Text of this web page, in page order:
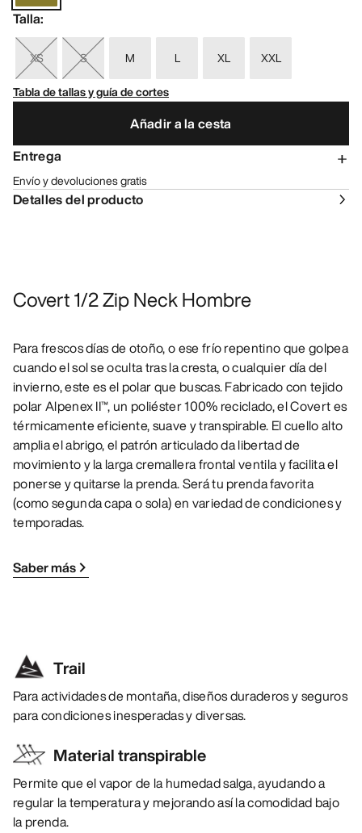
Talla:
XS S M L XL
XXL
Tabla de tallas y guía de cortes
Añadir a la cesta
Entrega
Envío y devoluciones gratis
Detalles del producto
Covert 1/2 Zip Neck Hombre
Para frescos días de otoño, o ese frío repentino que golpea
cuando el sol se oculta tras la cresta, o cualquier día del
invierno, este es el polar que buscas. Fabricado con tejido
polar Alpenex II™, un poliéster 100% reciclado, el Covert es
térmicamente eficiente, suave y transpirable. El cuello alto
amplia el abrigo, el patrón articulado da libertad de
movimiento y la larga cremallera frontal ventila y facilita el
ponerse y quitarse la prenda. Será tu prenda favorita
(como segunda capa o sola) en variedad de condiciones y
temporadas.
Saber más
Trail
Para actividades de montaña, diseños duraderos y seguros
para condiciones inesperadas y diversas.
Material transpirable
Permite que el vapor de la humedad salga, ayudando a
regular la temperatura y mejorando así la comodidad bajo
la prenda.